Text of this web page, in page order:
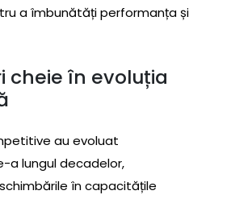
a îmbunătăți performanța și
cheie în evoluția
au evoluat
a lungul decadelor,
în capacitățile